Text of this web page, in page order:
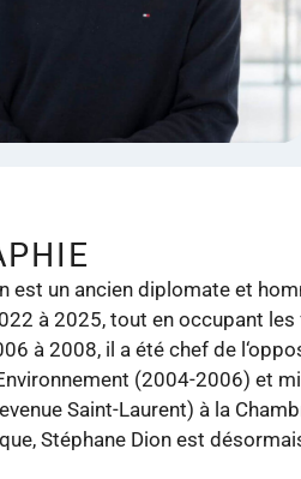
est un ancien diplomate et
à 2025, tout en occupant les
à 2008, il a été chef de
(2004-2006) et
Saint-Laurent) à la
Stéphane Dion est